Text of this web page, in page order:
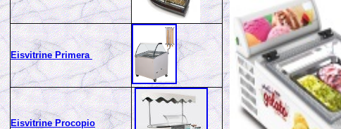
Eisvitrine Primera
Eisvitrine Procopio